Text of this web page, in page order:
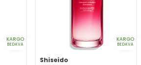
KARGO
BEDAVA
KARGO
BEDAVA
Shiseido